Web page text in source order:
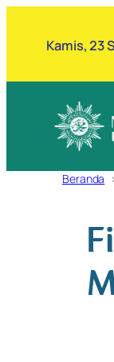
Kamis, 23
Beranda